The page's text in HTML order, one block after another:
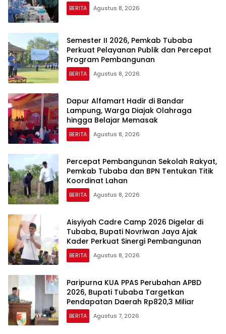
BERITA Agustus 8, 2026
Semester II 2026, Pemkab Tubaba
Perkuat Pelayanan Publik dan Percepat
Program Pembangunan
BERITA Agustus 8, 2026
Dapur Alfamart Hadir di Bandar
Lampung, Warga Diajak Olahraga
hingga Belajar Memasak
BERITA Agustus 8, 2026
Percepat Pembangunan Sekolah Rakyat,
Pemkab Tubaba dan BPN Tentukan Titik
Koordinat Lahan
BERITA Agustus 8, 2026
Aisyiyah Cadre Camp 2026 Digelar di
Tubaba, Bupati Novriwan Jaya Ajak
Kader Perkuat Sinergi Pembangunan
BERITA Agustus 8, 2026
Paripurna KUA PPAS Perubahan APBD
2026, Bupati Tubaba Targetkan
Pendapatan Daerah Rp820,3 Miliar
BERITA Agustus 7, 2026